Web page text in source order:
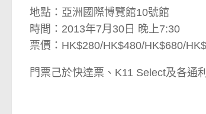
地點：亞洲國際博覽館10號館
時間：2013年7月30日 晚上7:30
票價：HK$280/HK$480/HK$680/
門票己於快達票、K11 Select及各通